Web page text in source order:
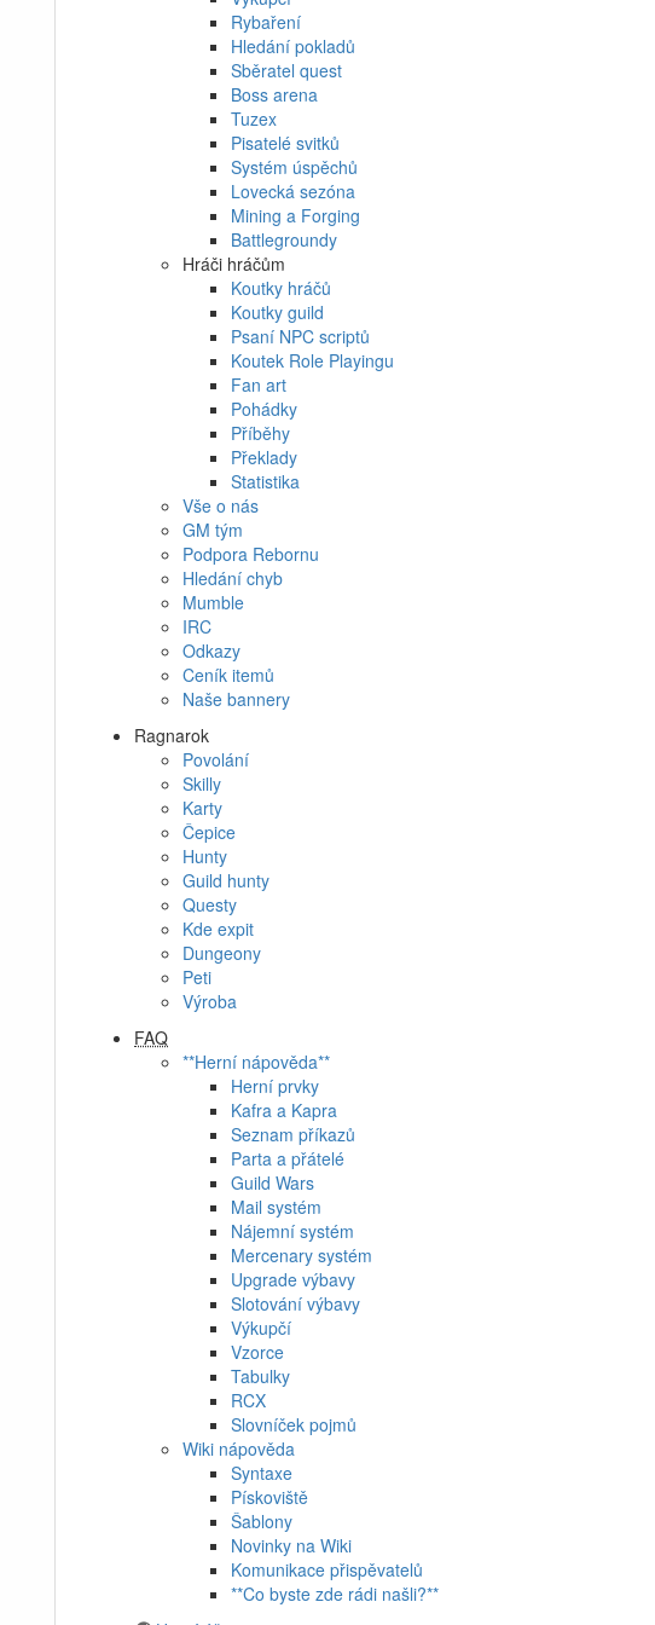
Rybaření
Hledání pokladů
Sběratel quest
Boss arena
Tuzex
Pisatelé svitků
Systém úspěchů
Lovecká sezóna
Mining a Forging
Battlegroundy
Hráči hráčům
Koutky hráčů
Koutky guild
Psaní NPC scriptů
Koutek Role Playingu
Fan art
Pohádky
Příběhy
Překlady
Statistika
Vše o nás
GM tým
Podpora Rebornu
Hledání chyb
Mumble
IRC
Odkazy
Ceník itemů
Naše bannery
Ragnarok
Povolání
Skilly
Karty
Čepice
Hunty
Guild hunty
Questy
Kde expit
Dungeony
Peti
Výroba
FAQ
**Herní nápověda**
Herní prvky
Kafra a Kapra
Seznam příkazů
Parta a přátelé
Guild Wars
Mail systém
Nájemní systém
Mercenary systém
Upgrade výbavy
Slotování výbavy
Výkupčí
Vzorce
Tabulky
RCX
Slovníček pojmů
Wiki nápověda
Syntaxe
Pískoviště
Šablony
Novinky na Wiki
Komunikace přispěvatelů
**Co byste zde rádi našli?**